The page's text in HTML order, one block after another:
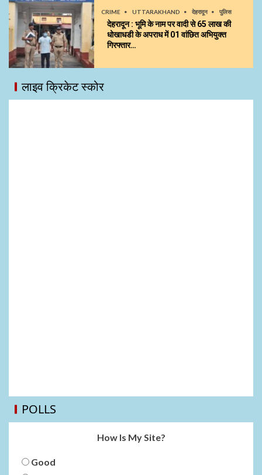
CRIME UTTARAKHAND देहरादून पुलिस
देहरादून : भूमि के नाम पर वादी से 65 लाख की
धोखाधडी के अपराध में 01 वांछित अभियुक्त
गिरफ्तार…
लाइव क्रिकेट स्कोर
POLLS
How Is My Site?
Good